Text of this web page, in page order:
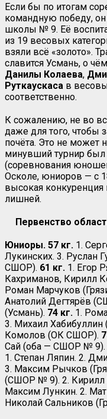
Если бы по итогам
командную победу,
школы № 9. Её
из 19 весовых
взяли всё «золото».
славится Усмань, о
Данилы Колаева,
Руткаускаса в
соответственно.
К сожалению, не во
даже для того, чтобы
почёта. Это не может
минувший турнир
(соревнования
Осколе, юниоров — с
высокая
лишней.
Первенство
Юниоры. 57 кг. 1.
Лукинских. 3. Руслан
СШОР). 61 кг. 1. Егор
Кахриманов, Кирилл
Роман Марчуков
Анатолий Дегтярёв
(Усмань). 74 кг. 1.
3. Михаил
Комолов (ОК СШОР).
Сай (оба — СШОР № 9).
1. Степан Ляпин. 2.
3. Максим Рычков
(СШОР № 9). 2. Кирилл
Максим Лункин. 2.
Николай Сальников